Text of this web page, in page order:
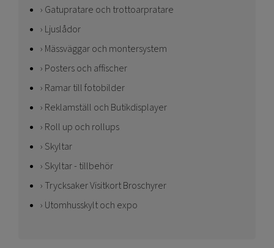
Gatupratare och trottoarpratare
Ljuslådor
Mässväggar och montersystem
Posters och affischer
Ramar till fotobilder
Reklamställ och Butikdisplayer
Roll up och rollups
Skyltar
Skyltar - tillbehör
Trycksaker Visitkort Broschyrer
Utomhusskylt och expo